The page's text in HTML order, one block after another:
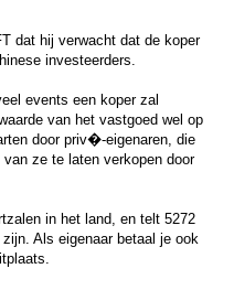
dat hij verwacht dat de koper
investeerders.
events een koper zal
van het vastgoed wel op
door priv�-eigenaren, die
ze te laten verkopen door
in het land, en telt 5272
Als eigenaar betaal je ook